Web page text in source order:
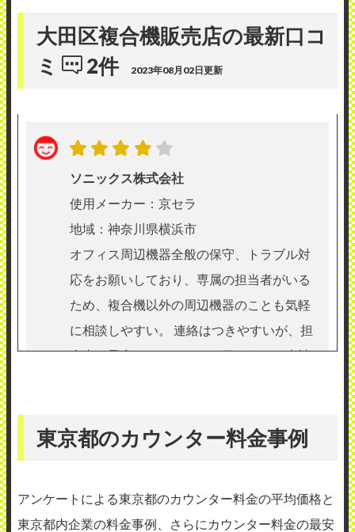
大田区複合機販売店の最新口コ
ミ
2件 2023年08月02日更新
ソニックス株式会社
使用メーカー：京セラ
地域：神奈川県横浜市
オフィス周辺機器全般の保守、トラブル対
応をお願いしており、専属の担当者がいる
ため、複合機以外の周辺機器のことも気軽
に相談しやすい。 連絡はつきやすいが、担
当者の予定によってはその日のうちに来社
る。別件で来社された際に「ちょっと見
2023年8月2日投稿
東京都のカウンター料金事例
アンケートによる東京都のカウンター料金の平均価格と
東京都内企業の料金事例、さらにカウンター料金の最安